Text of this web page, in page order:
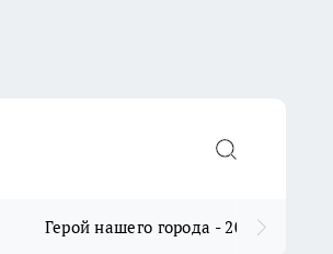
Герой нашего города - 2025